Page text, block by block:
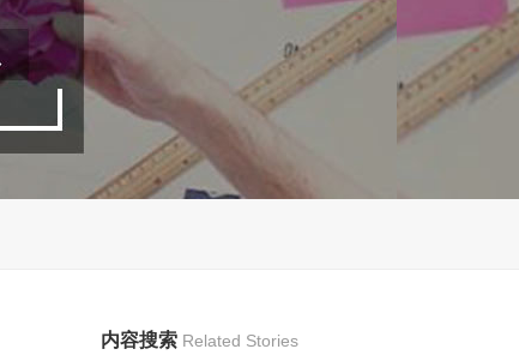
内容搜索 Related Stories